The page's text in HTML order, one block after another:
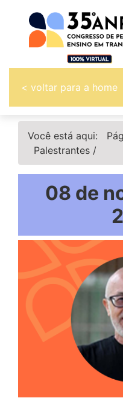
< voltar para a home
Você está aqui:
Palestrantes /
08 de